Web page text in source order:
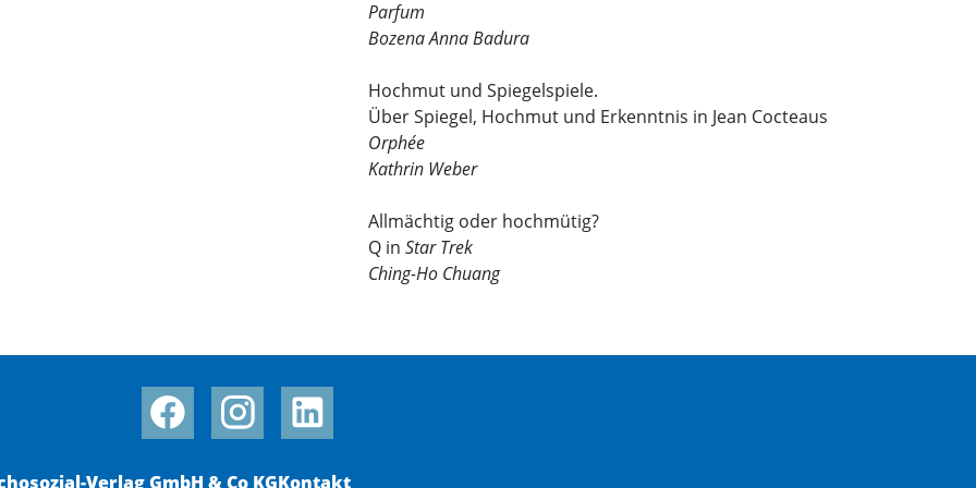
Parfum
Bozena Anna Badura
Hochmut und Spiegelspiele.
Über Spiegel, Hochmut und Erkenntnis in Jean Cocteaus
Orphée
Kathrin Weber
Allmächtig oder hochmütig?
Q inStar Trek
Ching-Ho Chuang
Verlag GmbH & Co KGKontakt